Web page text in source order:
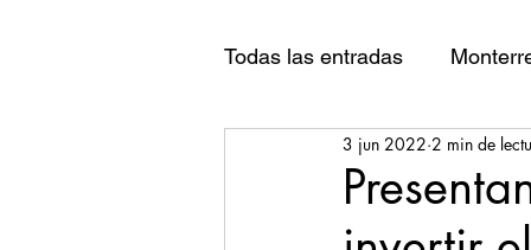
Todas las entradas
Santa Catarina San
3 jun 2022 2 min de